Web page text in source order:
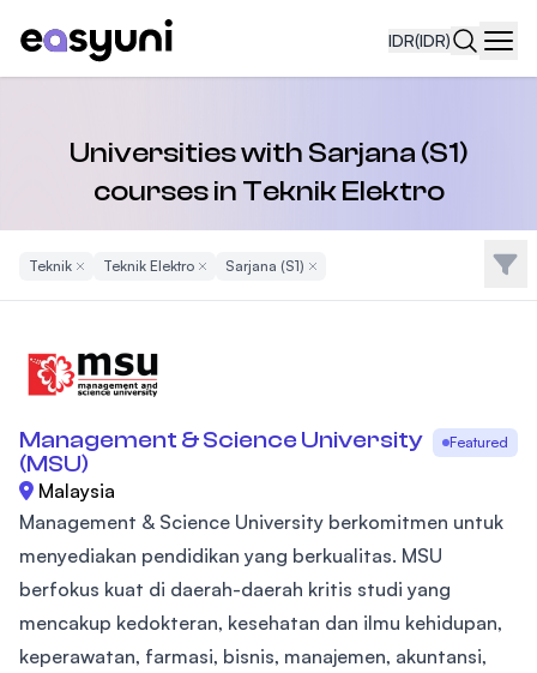
IDR(IDR)
Universities with Sarjana (S1)
courses in Teknik Elektro
TeknikRemove Filter
Teknik ElektroRemove Filter
Sarjana (S1) Remove Filter Filter
Management & Science University
(MSU)
Featured
Malaysia
Management & Science University berkomitmen untuk
menyediakan pendidikan yang berkualitas. MSU
berfokus kuat di daerah-daerah kritis studi yang
mencakup kedokteran, kesehatan dan ilmu kehidupan,
keperawatan, farmasi, bisnis, manajemen, akuntansi,